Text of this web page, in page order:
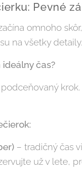
Pevné
omnoho
na všetky detaily.
čas?
– tradičný čas
už v lete,